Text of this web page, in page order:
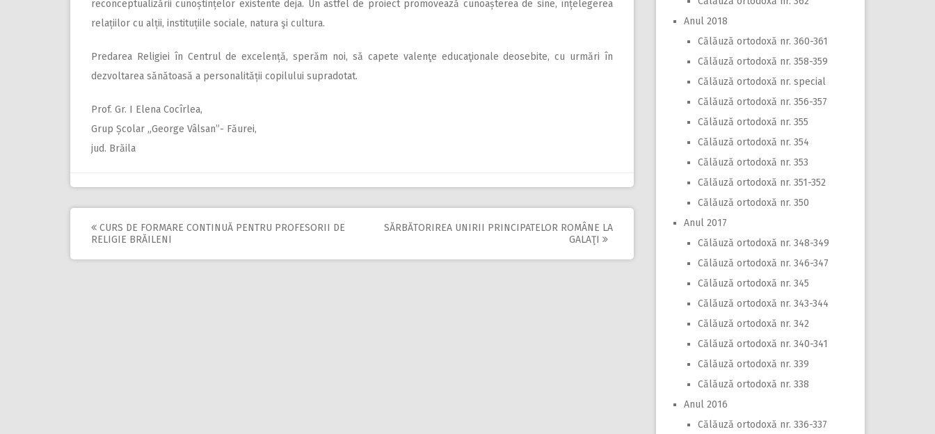
reconceptualizării cunoștințelor existente deja. Un astfel de proiect promovează cunoașterea de sine, înțelegerea
relațiilor cu alții, instituțiile sociale, natura şi cultura.
Predarea Religiei în Centrul de excelență, sperăm noi, să capete valenţe educaţionale deosebite, cu urmări în
dezvoltarea sănătoasă a personalității copilului supradotat.
Prof. Gr. I Elena Cocîrlea,
Grup Școlar „George Vâlsan”- Făurei,
jud. Brăila
Post
navigation
CURS DE FORMARE CONTINUĂ PENTRU PROFESORII DE
RELIGIE BRĂILENI
SĂRBĂTORIREA UNIRII PRINCIPATELOR ROMÂNE LA
GALAŢI
Anul 2018
Călăuză ortodoxă nr. 360-361
Călăuză ortodoxă nr. 358-359
Călăuză ortodoxă nr. special
Călăuză ortodoxă nr. 356-357
Călăuză ortodoxă nr. 355
Călăuză ortodoxă nr. 354
Călăuză ortodoxă nr. 353
Călăuză ortodoxă nr. 351-352
Călăuză ortodoxă nr. 350
Anul 2017
Călăuză ortodoxă nr. 348-349
Călăuză ortodoxă nr. 346-347
Călăuză ortodoxă nr. 345
Călăuză ortodoxă nr. 343-344
Călăuză ortodoxă nr. 342
Călăuză ortodoxă nr. 340-341
Călăuză ortodoxă nr. 339
Călăuză ortodoxă nr. 338
Anul 2016
Călăuză ortodoxă nr. 336-337